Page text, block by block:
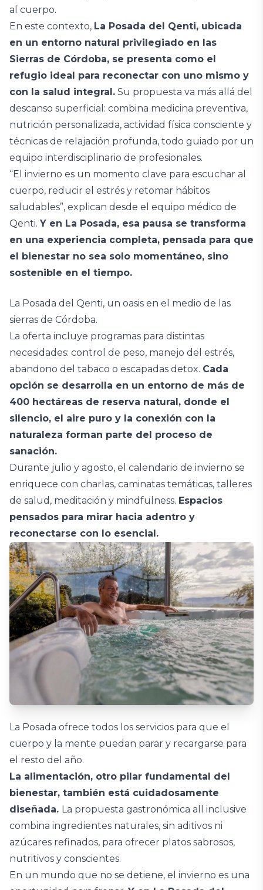
al cuerpo.
En este contexto, La Posada del Qenti, ubicada
en un entorno natural privilegiado en las
Sierras de Córdoba, se presenta como el
refugio ideal para reconectar con uno mismo y
con la salud integral. Su propuesta va más allá del
descanso superficial: combina medicina preventiva,
nutrición personalizada, actividad física consciente y
técnicas de relajación profunda, todo guiado por un
equipo interdisciplinario de profesionales.
“El invierno es un momento clave para escuchar al
cuerpo, reducir el estrés y retomar hábitos
saludables”, explican desde el equipo médico de
Qenti. Y en La Posada, esa pausa se transforma
en una experiencia completa, pensada para que
el bienestar no sea solo momentáneo, sino
sostenible en el tiempo.
La Posada del Qenti, un oasis en el medio de las
sierras de Córdoba.
La oferta incluye programas para distintas
necesidades: control de peso, manejo del estrés,
abandono del tabaco o escapadas detox. Cada
opción se desarrolla en un entorno de más de
400 hectáreas de reserva natural, donde el
silencio, el aire puro y la conexión con la
naturaleza forman parte del proceso de
sanación.
Durante julio y agosto, el calendario de invierno se
enriquece con charlas, caminatas temáticas, talleres
de salud, meditación y mindfulness. Espacios
pensados para mirar hacia adentro y
reconectarse con lo esencial.
La Posada ofrece todos los servicios para que el
cuerpo y la mente puedan parar y recargarse para
el resto del año.
La alimentación, otro pilar fundamental del
bienestar, también está cuidadosamente
diseñada. La propuesta gastronómica all inclusive
combina ingredientes naturales, sin aditivos ni
azúcares refinados, para ofrecer platos sabrosos,
nutritivos y conscientes.
En un mundo que no se detiene, el invierno es una